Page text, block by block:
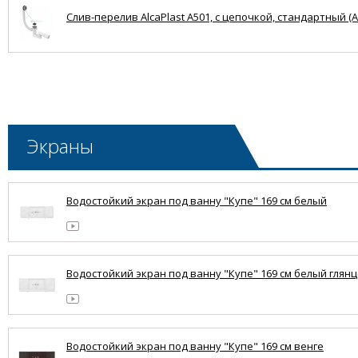
Слив-перелив AlcaPlast A501, с цепочкой, стандартный
Экраны
Водостойкий экран под ванну "Купе" 169 см белый
Водостойкий экран под ванну "Купе" 169 см белый
Водостойкий экран под ванну "Купе" 169 см венге